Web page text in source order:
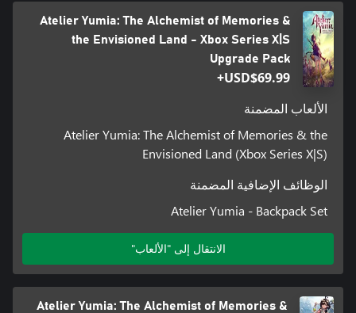
Atelier Yumia: The Alchemist of Memories &
the Envisioned Land - Xbox Series X|S
Upgrade Pack
USD$69.99+
الألعاب المضمنة
Atelier Yumia: The Alchemist of Memories & the
Envisioned Land (Xbox Series X|S)
الوظائف الإضافية المضمنة
Atelier Yumia - Backpack Set
الانتقال إلى "الألعاب"
Atelier Yumia: The Alchemist of Memories &